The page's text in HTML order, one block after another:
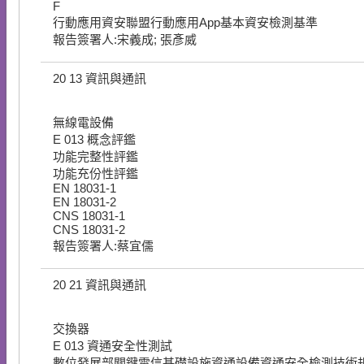
F
行動應用資安聯盟行動應用App基本資安檢測基準
報告簽署人:宋義成; 張彥威
20 13 資訊與通訊
無線電設備
E 013 概念評鑑
功能完整性評鑑
功能充份性評鑑
EN 18031-1
EN 18031-2
CNS 18031-1
CNS 18031-2
報告簽署人:蔡宜儒
20 21 資訊與通訊
交換器
E 013 資通安全性測試